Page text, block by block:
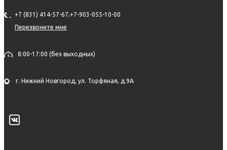
+7 (831) 414-57-67,+7-903-055-10-00
Перезвоните мне
8:00-17:00 (без выходных)
г. Нижний Новгород, ул. Торфяная, д.9А